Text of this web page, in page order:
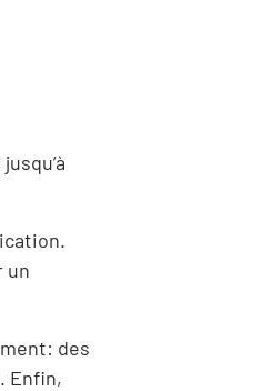
un
des
Enfin,